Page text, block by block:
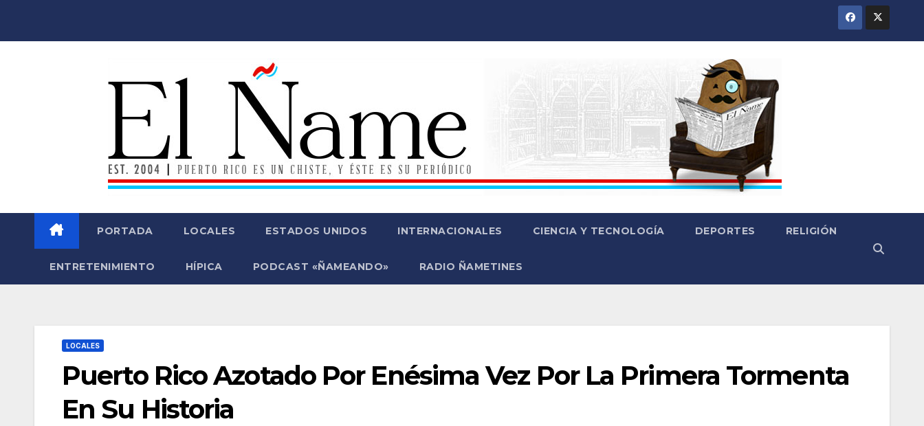
PORTADA LOCALES ESTADOS UNIDOS INTERNACIONALES CIENCIA Y TECNOLOGÍA DEPORTES RELIGIÓN
ENTRETENIMIENTO HÍPICA PODCAST «ÑAMEANDO» RADIO ÑAMETINES
LOCALES
Puerto Rico Azotado Por Enésima Vez Por La Primera Tormenta
En Su Historia